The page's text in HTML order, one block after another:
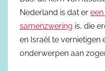
Nederland is dat er
samenzwering is, die
en Israël te vernietigen
onderwerpen aan